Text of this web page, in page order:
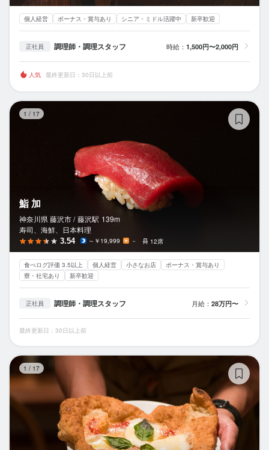
個人経営 ボーナス・賞与あり シニア・ミドル活躍中 新卒歓迎
正社員 調理師・調理スタッフ 時給： 1,500円〜2,000円
人気 最終更新日：30日以上前
1 / 17
鮨 加
神奈川県 藤沢市 / 藤沢駅 139m
寿司、海鮮、日本料理
3.54 ～￥19,999 － 12席
食べログ評価 3.5以上 個人経営 小さなお店
ボーナス・賞与あり
寮・社宅あり
新卒歓迎
正社員 調理師・調理スタッフ 月給： 28万円〜
最終更新日：30日以上前
1 / 17